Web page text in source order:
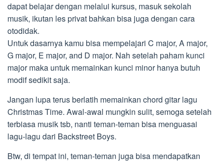
dapat belajar dengan melalui kursus, masuk sekolah
musik, ikutan les privat bahkan bisa juga dengan cara
otodidak.
Untuk dasarnya kamu bisa mempelajari C major, A major,
G major, E major, and D major. Nah setelah paham kunci
major maka untuk memainkan kunci minor hanya butuh
modif sedikit saja.
Jangan lupa terus berlatih memainkan chord gitar lagu
Christmas Time. Awal-awal mungkin sulit, semoga setelah
terbiasa musik tsb, nanti teman-teman bisa menguasai
lagu-lagu dari Backstreet Boys.
Btw, di tempat ini, teman-teman juga bisa mendapatkan